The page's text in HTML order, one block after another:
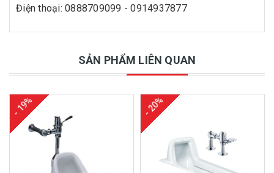
Điện thoại: 0888709099 - 0914937877
SẢN PHẨM LIÊN QUAN
- 19% - 20%